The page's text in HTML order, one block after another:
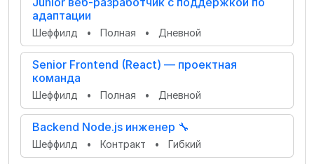
адаптации
Шеффилд • Полная • Дневной
Senior Frontend (React) — проектная
команда
Шеффилд • Полная • Дневной
Backend Node.js инженер 🔧
Шеффилд • Контракт • Гибкий